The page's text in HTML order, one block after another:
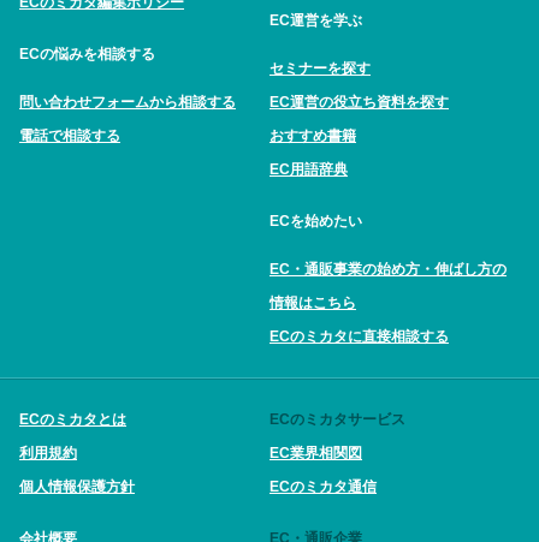
ECの悩みを相談する
問い合わせフォームから相談する
電話で相談する
EC運営を学ぶ
セミナーを探す
EC運営の役立ち資料を探す
おすすめ書籍
EC用語辞典
ECを始めたい
EC・通販事業の始め方・伸ばし方の
情報はこちら
ECのミカタに直接相談する
ECのミカタとは
利用規約
個人情報保護方針
会社概要
ECのミカタサービス
EC業界相関図
ECのミカタ通信
EC・通販企業